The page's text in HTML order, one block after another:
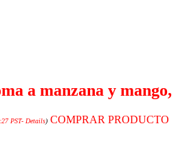
a manzana y mango,
PST- Details) COMPRAR PRODUCTO